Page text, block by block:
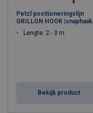
Petzl positioneringslijn
GRILLON HOOK |snaphaak
Lengte: 2 - 3 m
Bekijk product